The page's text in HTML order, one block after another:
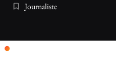
Journaliste